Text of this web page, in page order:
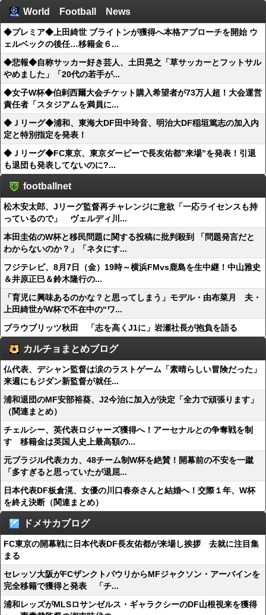
World Football News
◆プレミア◆上田綺世 ブライトンが獲得へ本格アプローチを開始 ウ
ェルベックの後任…移籍金６...
◆悲報◆自称サッカー好き芸人、土田晃之「草サッカーとフットサル
やめました」「20代の若手が...
◆女子W杯◆伯剌西爾大会チケット購入希望者が73万人超！大会運営
責任者「スタジアムを満員に...
◆Ｊリーグ◆浦和、東海大DF田中玲音、明治大DF稲垣篤志の加入内
定と特別指定を発表！
◆Ｊリーグ◆FC東京、東京ダービーで長友佑都”来場”を発表！引退
も退団も発表してないのに?...
footballnet
松木安太郎、Jリーグ監督再チャレンジに意欲「一応ライセンスも持
っているので」 ヴェルディ川...
本田圭佑のW杯と移民問題に関する投稿に批判殺到 「問題発言だと
わからないのか？」「ネタにす...
フジテレビ、8月7日（金）19時～横浜FMvs鹿島を生中継！中山雅史
＆井原正巳＆鈴木隆行の...
「育児に興味あるのかな？と思ってしまう」モデル・由布菜月 夫・
上田綺世がW杯で不在中の“ワ...
ブラウブリッツ秋田 「志を高くJ1に」岩瀬社長が抱負を語る
カルチョまとめブログ
仏代表、デシャン監督は涙のラストゲーム「素晴らしい冒険だった」
来週にもジダン新監督が就任...
浦和退団のMF安部裕葵、J2今治に加入が決定「全力で頑張ります」
（関連まとめ）
チェルシー、英代表ロジャーズ獲得へ！アーセナルとの争奪戦を制
す 移籍金は英国人史上最高額の...
元ブラジル代表カカ、48チーム制W杯を絶賛！開幕前の不安を一蹴
「多すぎると思っていたが退屈...
日本代表DF板倉滉、女優の川口春奈さんと結婚へ！交際１年、W杯
を終え決断（関連まとめ）
ドメサカブログ
FC東京の開幕戦に日本代表DF長友佑都が来場し挨拶 去就に注目集
まる
セレッソ大阪がFCザンクトパウリからMFジャクソン・アーバインを
完全移籍で獲得と発表 「チ...
浦和レッズがMLSロサンゼルス・ギャラクシーのDF山根視来を獲得